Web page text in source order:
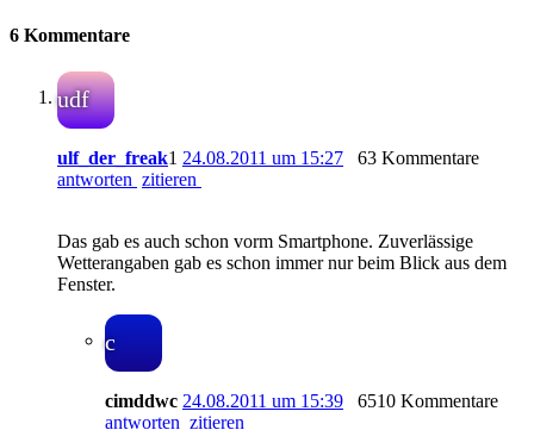
6 Kommentare
udf
ulf_der_freak1 24.08.2011 um 15:27
63 Kommentare
antworten zitieren
Das gab es auch schon vorm Smartphone. Zuverlässige
Wetterangaben gab es schon immer nur beim Blick aus dem
Fenster.
c
cimddwc 24.08.2011 um 15:39
6510 Kommentare
antworten zitieren